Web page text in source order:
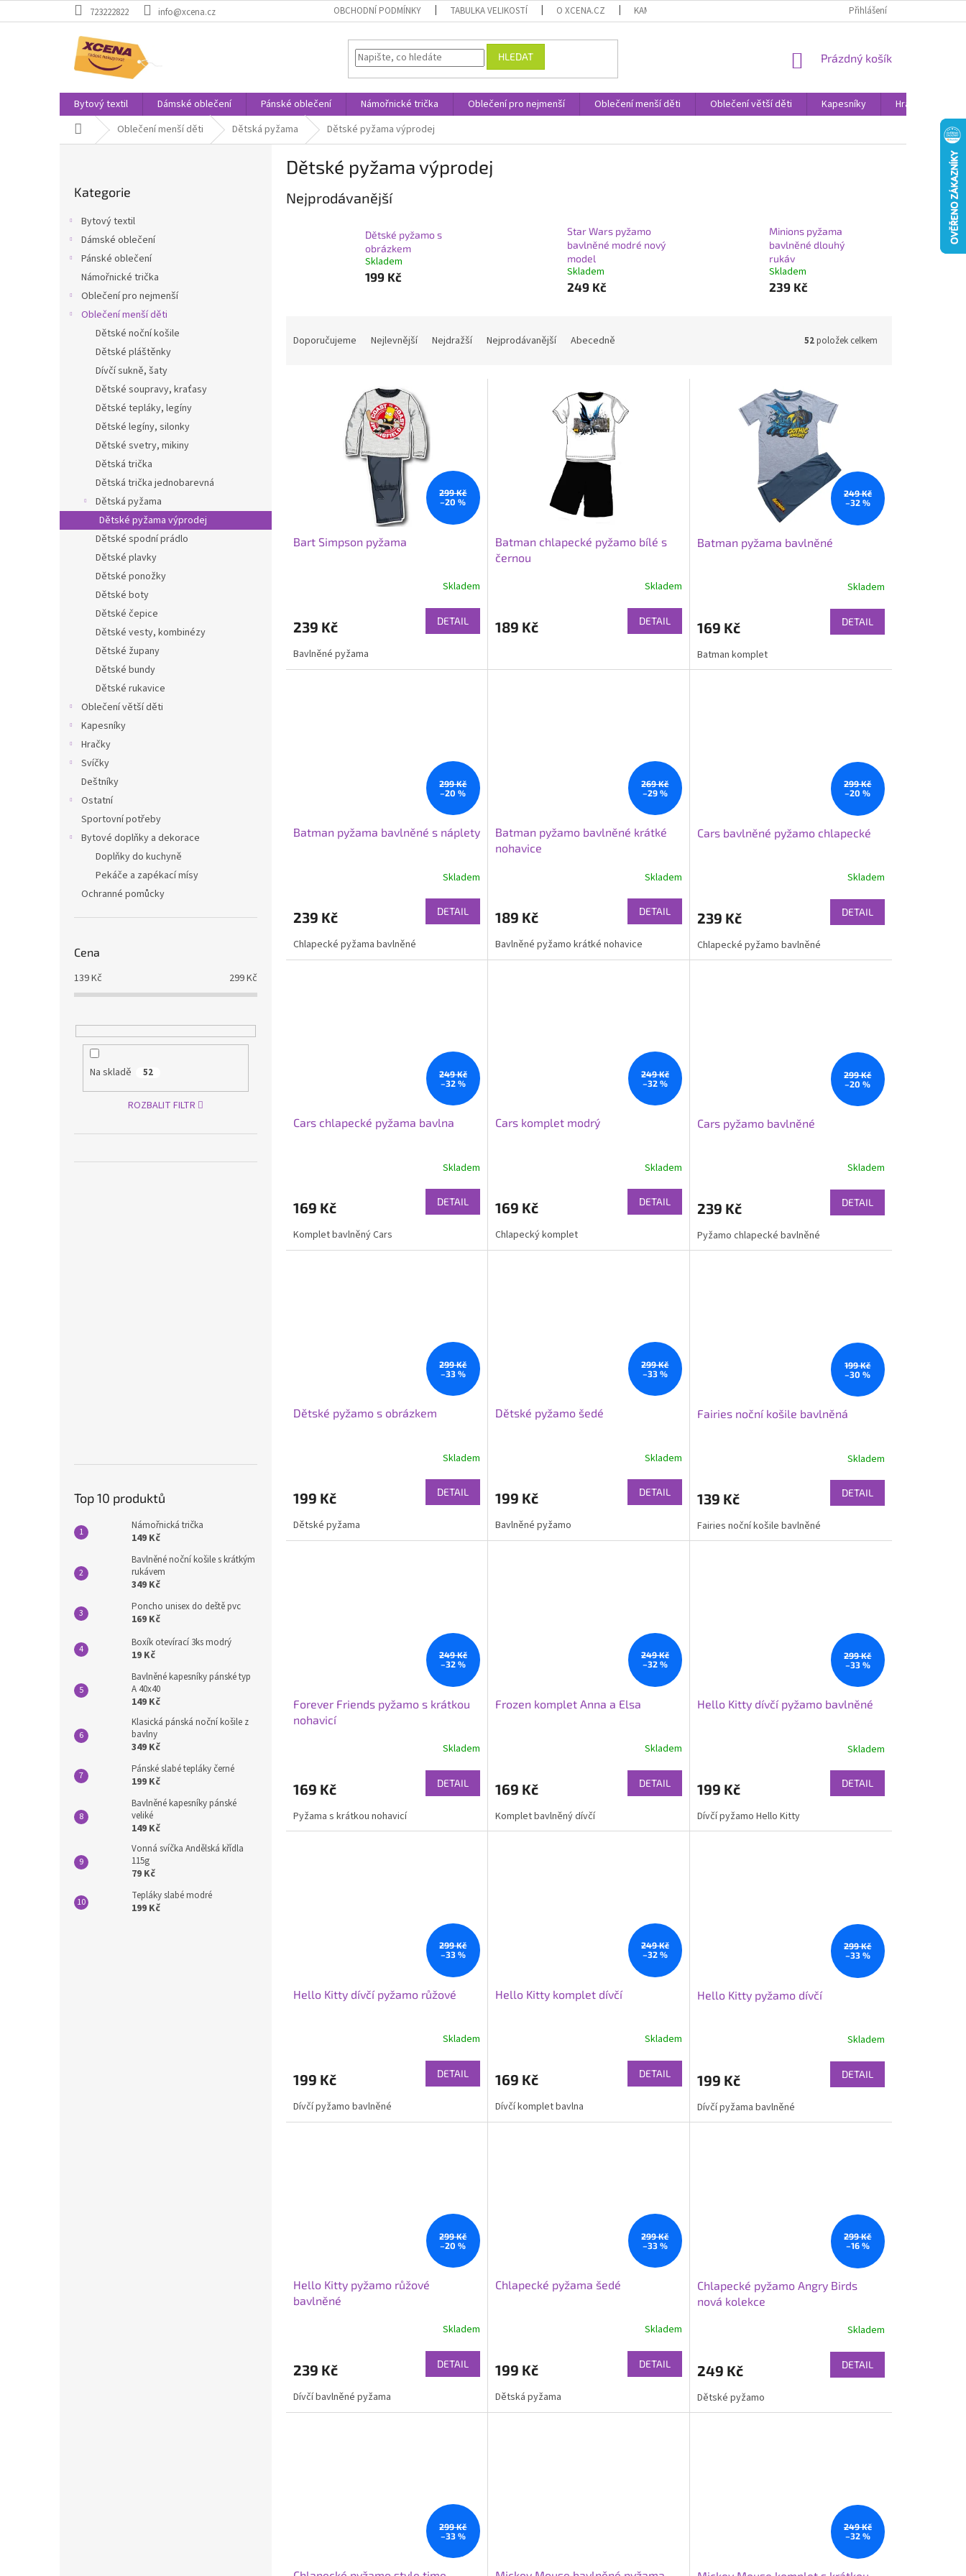
na
723222822 info@xcena.cz OBCHODNÍ PODMÍNKY TABULKA VELIKOSTÍ O XCENA.CZ KAMENNÉ PRODEJNY PROHLÁŠENÍ O OCHRANĚ OSOBNÍCH DAT
Přihlášení
HLEDAT
NÁKUPNÍ
Prázdný košík
Bytový textil Dámské oblečení Pánské oblečení Námořnické trička Oblečení pro nejmenší Oblečení menší děti Oblečení větší děti Kapesníky Hračky
Domů Oblečení menší děti Dětská pyžama Dětské pyžama výprodej
kategorie
Kategorie
Bytový textil
Dámské oblečení
Pánské oblečení
Námořnické trička
Oblečení pro nejmenší
Oblečení menší děti
Dětské noční košile
Dětské pláštěnky
Dívčí sukně, šaty
Dětské soupravy, kraťasy
Dětské tepláky, legíny
Dětské legíny, silonky
Dětské svetry, mikiny
Dětská trička
Dětská trička jednobarevná
Dětská pyžama
Dětské pyžama výprodej
Dětské spodní prádlo
Dětské plavky
Dětské ponožky
Dětské boty
Dětské čepice
Dětské vesty, kombinézy
Dětské župany
Dětské bundy
Dětské rukavice
Oblečení větší děti
Kapesníky
Hračky
Svíčky
Deštníky
Ostatní
Sportovní potřeby
Bytové doplňky a dekorace
Doplňky do kuchyně
Pekáče a zapékací mísy
Ochranné pomůcky
Cena
139Kč 299Kč
Na skladě 52
ROZBALIT FILTR
Top 10 produktů
Námořnická trička
149 Kč
Bavlněné noční košile s krátkým
rukávem
349 Kč
Poncho unisex do deště pvc
169 Kč
Boxík otevírací 3ks modrý
19 Kč
Bavlněné kapesníky pánské typ
A 40x40
149 Kč
Klasická pánská noční košile z
bavlny
349 Kč
Pánské slabé tepláky černé
199 Kč
Bavlněné kapesníky pánské
veliké
149 Kč
Vonná svíčka Andělská křídla
115g
79 Kč
Tepláky slabé modré
199 Kč
Dětské pyžama výprodej
Nejprodávanější
Dětské pyžamo s
obrázkem
Skladem
199 Kč
Star Wars pyžamo
bavlněné modré nový
model
Skladem
249 Kč
Minions pyžama
bavlněné dlouhý
rukáv
Skladem
239 Kč
Doporučujeme Nejlevnější Nejdražší Nejprodávanější Abecedně 52položek celkem
299 Kč
–20 %
Bart Simpson pyžama
Skladem
239 Kč DETAIL
Bavlněné pyžama
Batman chlapecké pyžamo bílé s
černou
Skladem
189 Kč DETAIL
249 Kč
–32 %
Batman pyžama bavlněné
Skladem
169 Kč DETAIL
Batman komplet
299 Kč
–20 %
Batman pyžama bavlněné s náplety
Skladem
239 Kč DETAIL
Chlapecké pyžama bavlněné
269 Kč
–29 %
Batman pyžamo bavlněné krátké
nohavice
Skladem
189 Kč DETAIL
Bavlněné pyžamo krátké nohavice
299 Kč
–20 %
Cars bavlněné pyžamo chlapecké
Skladem
239 Kč DETAIL
Chlapecké pyžamo bavlněné
249 Kč
–32 %
Cars chlapecké pyžama bavlna
Skladem
169 Kč DETAIL
Komplet bavlněný Cars
249 Kč
–32 %
Cars komplet modrý
Skladem
169 Kč DETAIL
Chlapecký komplet
299 Kč
–20 %
Cars pyžamo bavlněné
Skladem
239 Kč DETAIL
Pyžamo chlapecké bavlněné
299 Kč
–33 %
Dětské pyžamo s obrázkem
Skladem
199 Kč DETAIL
Dětské pyžama
299 Kč
–33 %
Dětské pyžamo šedé
Skladem
199 Kč DETAIL
Bavlněné pyžamo
199 Kč
–30 %
Fairies noční košile bavlněná
Skladem
139 Kč DETAIL
Fairies noční košile bavlněné
249 Kč
–32 %
Forever Friends pyžamo s krátkou
nohavicí
Skladem
169 Kč DETAIL
Pyžama s krátkou nohavicí
249 Kč
–32 %
Frozen komplet Anna a Elsa
Skladem
169 Kč DETAIL
Komplet bavlněný dívčí
299 Kč
–33 %
Hello Kitty dívčí pyžamo bavlněné
Skladem
199 Kč DETAIL
Dívčí pyžamo Hello Kitty
299 Kč
–33 %
Hello Kitty dívčí pyžamo růžové
Skladem
199 Kč DETAIL
Dívčí pyžamo bavlněné
249 Kč
–32 %
Hello Kitty komplet dívčí
Skladem
169 Kč DETAIL
Dívčí komplet bavlna
299 Kč
–33 %
Hello Kitty pyžamo dívčí
Skladem
199 Kč DETAIL
Dívčí pyžama bavlněné
299 Kč
–20 %
Hello Kitty pyžamo růžové
bavlněné
Skladem
239 Kč DETAIL
Dívčí bavlněné pyžama
299 Kč
–33 %
Chlapecké pyžama šedé
Skladem
199 Kč DETAIL
Dětská pyžama
299 Kč
–16 %
Chlapecké pyžamo Angry Birds
nová kolekce
Skladem
249 Kč DETAIL
Dětské pyžamo
299 Kč
–33 %
249 Kč
–32 %